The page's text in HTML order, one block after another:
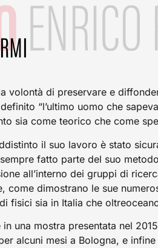
volontà di preservare e
“l’ultimo uomo che
sia come teorico che come
il suo lavoro è stato
fatto parte del suo
all’interno dei gruppi di
come dimostrano le sue
fisici sia in Italia che
una mostra presentata nel
alcuni mesi a Bologna, e